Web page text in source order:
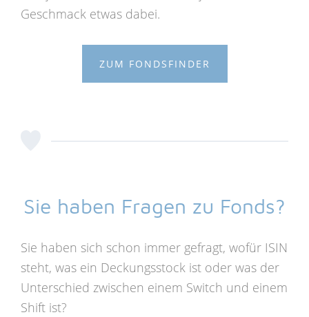
Geschmack etwas dabei.
ZUM FONDSFINDER
Sie haben Fragen zu Fonds?
Sie haben sich schon immer gefragt, wofür ISIN
steht, was ein Deckungsstock ist oder was der
Unterschied zwischen einem Switch und einem
Shift ist?